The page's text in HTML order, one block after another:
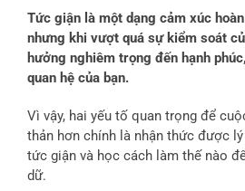
Tức giận là một dạng cảm xúc
nhưng khi vượt quá sự kiểm soát
hưởng nghiêm trọng đến hạnh
quan hệ của bạn.
Vì vậy, hai yếu tố quan trọng để
thản hơn chính là nhận thức được
tức giận và học cách làm thế nào
dữ.